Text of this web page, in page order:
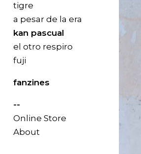
tigre
a pesar de la era
kan pascual
el otro respiro
fuji
fanzines
--
Online Store
About